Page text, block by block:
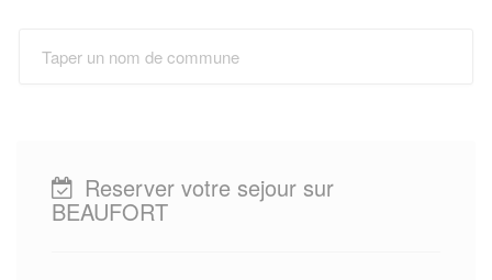
Reserver votre sejour sur
BEAUFORT